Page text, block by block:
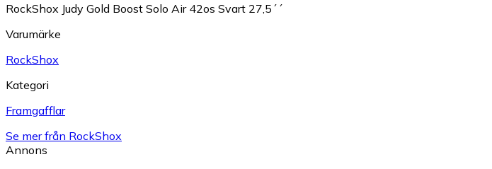
RockShox Judy Gold Boost Solo Air 42os Svart 27,5´´
Varumärke
RockShox
Kategori
Framgafflar
Se mer från RockShox
Annons